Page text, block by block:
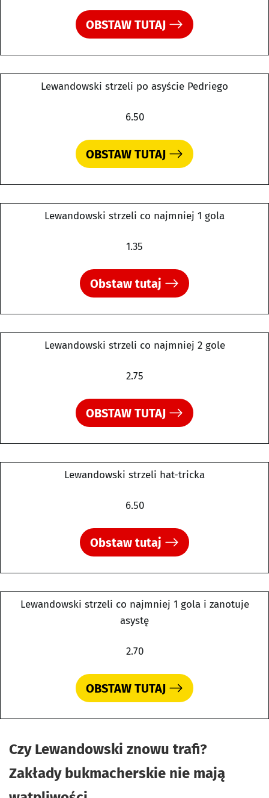
OBSTAW TUTAJ
Lewandowski strzeli po asyście Pedriego
6.50
OBSTAW TUTAJ
Lewandowski strzeli co najmniej 1 gola
1.35
Obstaw tutaj
Lewandowski strzeli co najmniej 2 gole
2.75
OBSTAW TUTAJ
Lewandowski strzeli hat-tricka
6.50
Obstaw tutaj
Lewandowski strzeli co najmniej 1 gola i zanotuje
asystę
2.70
OBSTAW TUTAJ
Czy Lewandowski znowu trafi?
Zakłady bukmacherskie nie mają